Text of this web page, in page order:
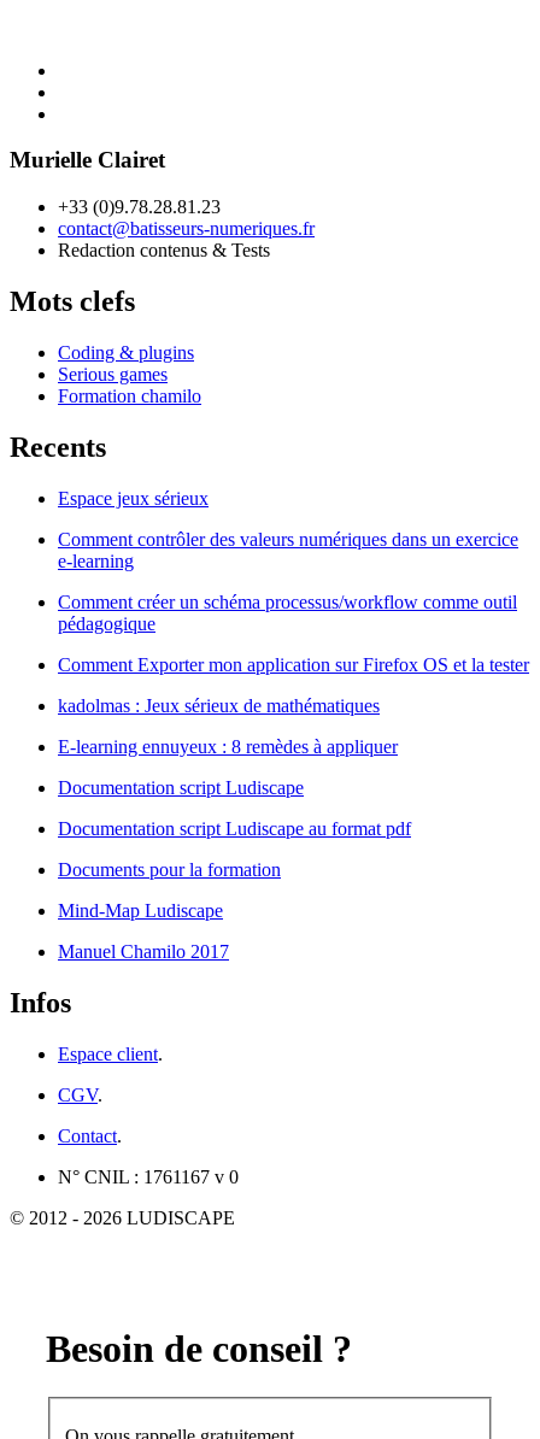
Murielle Clairet
+33 (0)9.78.28.81.23
contact@batisseurs-numeriques.fr
Redaction contenus & Tests
Mots clefs
Coding & plugins
Serious games
Formation chamilo
Recents
Espace jeux sérieux
Comment contrôler des valeurs numériques dans un exercice
e-learning
Comment créer un schéma processus/workflow comme outil
pédagogique
Comment Exporter mon application sur Firefox OS et la tester
kadolmas : Jeux sérieux de mathématiques
E-learning ennuyeux : 8 remèdes à appliquer
Documentation script Ludiscape
Documentation script Ludiscape au format pdf
Documents pour la formation
Mind-Map Ludiscape
Manuel Chamilo 2017
Infos
Espace client.
CGV.
Contact.
N° CNIL : 1761167 v 0
© 2012 - 2026 LUDISCAPE
Besoin de conseil ?